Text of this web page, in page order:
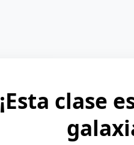
¡Esta clase